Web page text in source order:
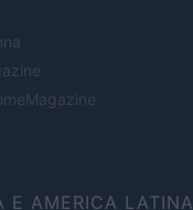
E AMERICA LATINA